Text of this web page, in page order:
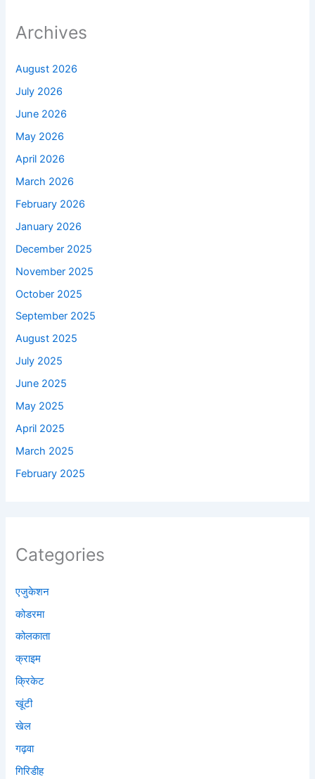
Archives
August 2026
July 2026
June 2026
May 2026
April 2026
March 2026
February 2026
January 2026
December 2025
November 2025
October 2025
September 2025
August 2025
July 2025
June 2025
May 2025
April 2025
March 2025
February 2025
Categories
एजुकेशन
कोडरमा
कोलकाता
क्राइम
क्रिकेट
खूंटी
खेल
गढ़वा
गिरिडीह